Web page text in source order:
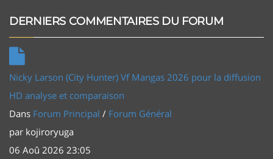
DERNIERS COMMENTAIRES DU FORUM
Nicky Larson (City Hunter) Vf Mangas 2026 pour la diffusion
HD analyse et comparaison
Dans Forum Principal / Forum Général
par kojiroryuga
06 Aoû 2026 23:05